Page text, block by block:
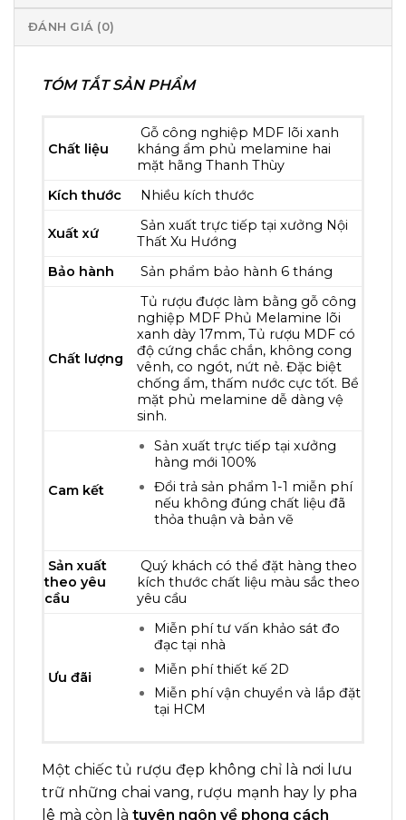
ĐÁNH GIÁ (0)
TÓM TẮT SẢN PHẨM
Chất liệu
Gỗ công nghiệp MDF lõi xanh
kháng ẩm phủ melamine hai
mặt hãng Thanh Thùy
Kích thước
Nhiều kích thước
Xuất xứ
Sản xuất trực tiếp tại xưởng Nội
Thất Xu Hướng
Bảo hành
Sản phẩm bảo hành 6 tháng
Chất lượng
Tủ rượu được làm bằng gỗ công
nghiệp MDF Phủ Melamine lõi
xanh dày 17mm, Tủ rượu MDF có
độ cứng chắc chắn, không cong
vênh, co ngót, nứt nẻ. Đặc biệt
chống ẩm, thấm nước cực tốt. Bề
mặt phủ melamine dễ dàng vệ
sinh.
Cam kết
Sản xuất trực tiếp tại xưởng
hàng mới 100%
Đổi trả sản phẩm 1-1 miễn phí
nếu không đúng chất liệu đã
thỏa thuận và bản vẽ
Sản xuất
theo yêu
cầu
Quý khách có thể đặt hàng theo
kích thước chất liệu màu sắc theo
yêu cầu
Ưu đãi
Miễn phí tư vấn khảo sát đo
đạc tại nhà
Miễn phí thiết kế 2D
Miễn phí vận chuyển và lắp đặt
tại HCM
Một chiếc tủ rượu đẹp không chỉ là nơi lưu
trữ những chai vang, rượu mạnh hay ly pha
lê mà còn là tuyên ngôn về phong cách